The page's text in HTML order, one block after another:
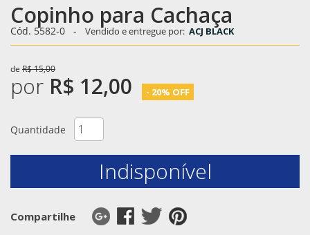
Copinho para Cachaça
Cód. 5582-0 - Vendido e entregue por: ACJ BLACK
de R$ 15,00
por R$ 12,00 - 20% OFF
Quantidade
Indisponível
Compartilhe